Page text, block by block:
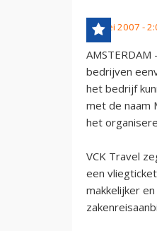
31 mei 2007 -
bedrijven
het bedrijf
met de naam
het
VCK Travel
een
makkelijker